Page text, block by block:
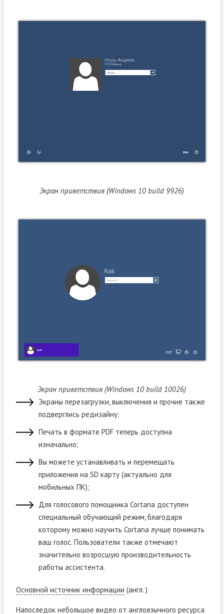
Экран приветствия (Windows 10 build 9926)
Экран приветствия (Windows 10 build 10026)
Экраны перезагрузки, выключения и прочие также
подверглись редизайну;
Печать в формате PDF теперь доступна
изначально;
Вы можете устанавливать и перемещать
приложения на SD карту (актуально для
мобильных ПК);
Для голосового помощника Cortana доступен
специальный обучающий режим, благодаря
которому можно научить Cortana лучше понимать
ваш голос. Пользователи также отмечают
значительно возросшую производительность
работы ассистента.
Основной источник информации (англ. )
Напоследок небольшое видео от англоязычного ресурса